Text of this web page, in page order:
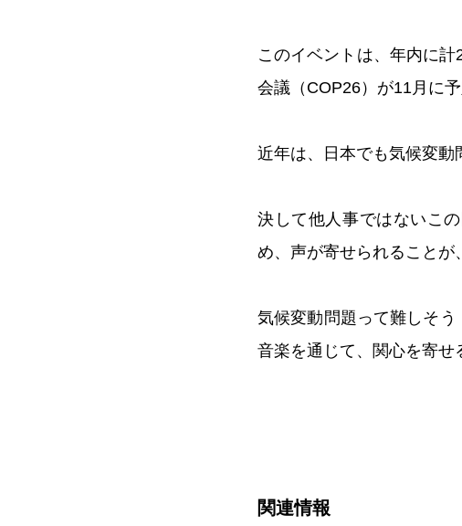
このイベントは、年内に
会議（COP26）が11月に
近年は、日本でも気候変動
決して他人事ではないこ
め、声が寄せられることが
気候変動問題って難しそ
音楽を通じて、関心を寄せ
関連情報